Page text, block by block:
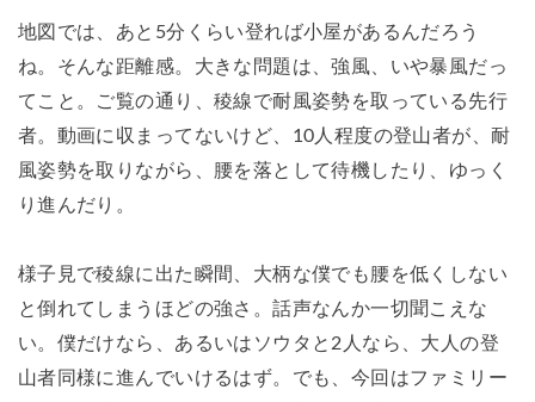
地図では、あと5分くらい登れば小屋があるんだろう
ね。そんな距離感。大きな問題は、強風、いや暴風だっ
てこと。ご覧の通り、稜線で耐風姿勢を取っている先行
者。動画に収まってないけど、10人程度の登山者が、耐
風姿勢を取りながら、腰を落として待機したり、ゆっく
り進んだり。
様子見で稜線に出た瞬間、大柄な僕でも腰を低くしない
と倒れてしまうほどの強さ。話声なんか一切聞こえな
い。僕だけなら、あるいはソウタと2人なら、大人の登
山者同様に進んでいけるはず。でも、今回はファミリー